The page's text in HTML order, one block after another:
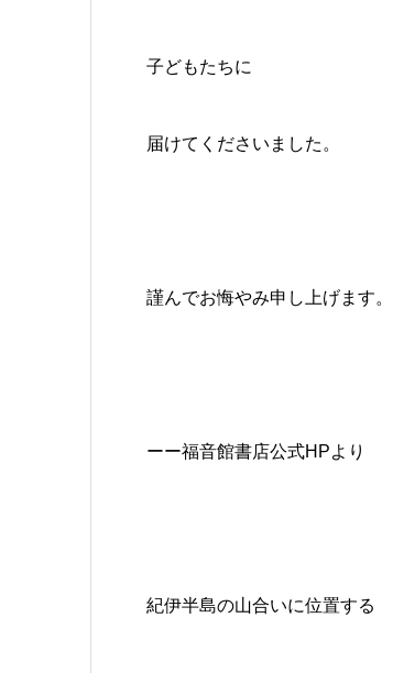
子どもたちに
届けてくださいました。
謹んでお悔やみ申し上げます。
ーー福音館書店公式НРより
紀伊半島の山合いに位置する